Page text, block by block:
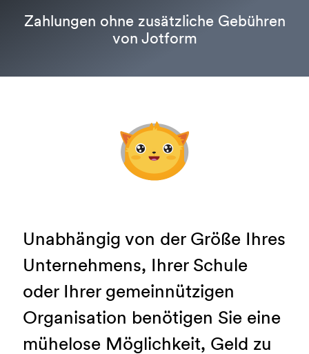
Zahlungen ohne zusätzliche Gebühren
von Jotform
Unabhängig von der Größe Ihres
Unternehmens, Ihrer Schule
oder Ihrer gemeinnützigen
Organisation benötigen Sie eine
mühelose Möglichkeit, Geld zu